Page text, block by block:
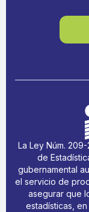
La Ley Núm.
de
gubernamental
el servicio de
asegurar que
estadísticas,